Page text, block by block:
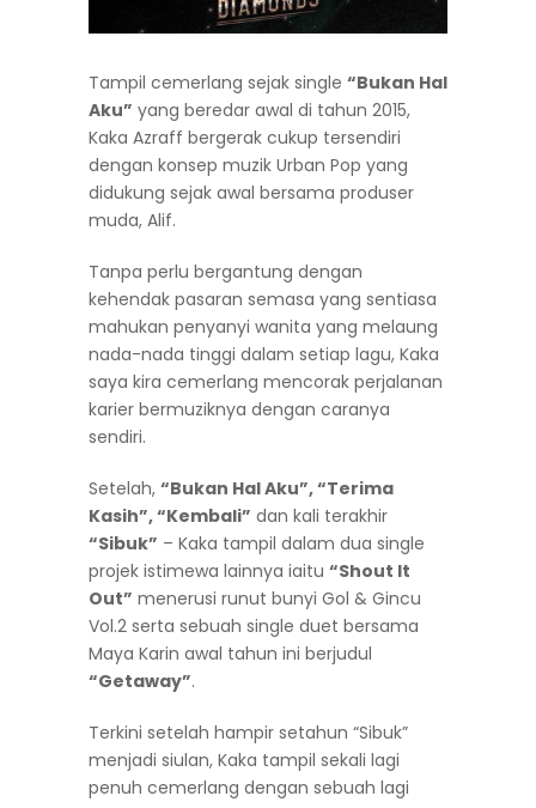
Tampil cemerlang sejak single “Bukan Hal
Aku” yang beredar awal di tahun 2015,
Kaka Azraff bergerak cukup tersendiri
dengan konsep muzik Urban Pop yang
didukung sejak awal bersama produser
muda, Alif.
Tanpa perlu bergantung dengan
kehendak pasaran semasa yang sentiasa
mahukan penyanyi wanita yang melaung
nada-nada tinggi dalam setiap lagu, Kaka
saya kira cemerlang mencorak perjalanan
karier bermuziknya dengan caranya
sendiri.
Setelah, “Bukan Hal Aku”, “Terima
Kasih”, “Kembali” dan kali terakhir
“Sibuk” – Kaka tampil dalam dua single
projek istimewa lainnya iaitu “Shout It
Out” menerusi runut bunyi Gol & Gincu
Vol.2 serta sebuah single duet bersama
Maya Karin awal tahun ini berjudul
“Getaway”.
Terkini setelah hampir setahun “Sibuk”
menjadi siulan, Kaka tampil sekali lagi
penuh cemerlang dengan sebuah lagi